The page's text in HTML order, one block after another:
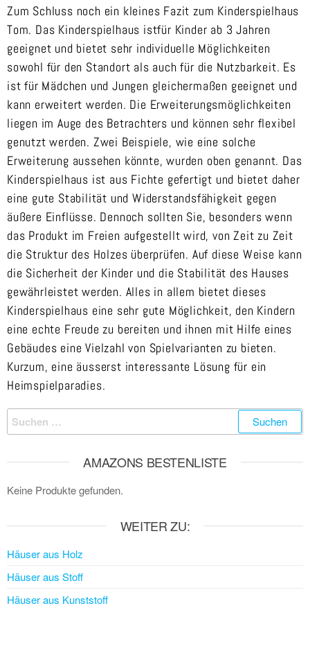
Zum Schluss noch ein kleines Fazit zum Kinderspielhaus
Tom. Das Kinderspielhaus istfür Kinder ab 3 Jahren
geeignet und bietet sehr individuelle Möglichkeiten
sowohl für den Standort als auch für die Nutzbarkeit. Es
ist für Mädchen und Jungen gleichermaßen geeignet und
kann erweitert werden. Die Erweiterungsmöglichkeiten
liegen im Auge des Betrachters und können sehr flexibel
genutzt werden. Zwei Beispiele, wie eine solche
Erweiterung aussehen könnte, wurden oben genannt. Das
Kinderspielhaus ist aus Fichte gefertigt und bietet daher
eine gute Stabilität und Widerstandsfähigkeit gegen
äußere Einflüsse. Dennoch sollten Sie, besonders wenn
das Produkt im Freien aufgestellt wird, von Zeit zu Zeit
die Struktur des Holzes überprüfen. Auf diese Weise kann
die Sicherheit der Kinder und die Stabilität des Hauses
gewährleistet werden. Alles in allem bietet dieses
Kinderspielhaus eine sehr gute Möglichkeit, den Kindern
eine echte Freude zu bereiten und ihnen mit Hilfe eines
Gebäudes eine Vielzahl von Spielvarianten zu bieten.
Kurzum, eine äusserst interessante Lösung für ein
Heimspielparadies.
AMAZONS BESTENLISTE
Keine Produkte gefunden.
WEITER ZU:
Häuser aus Holz
Häuser aus Stoff
Häuser aus Kunststoff